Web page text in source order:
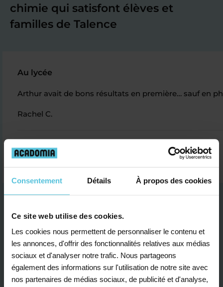
Consentement Détails À propos des cookies
Ce site web utilise des cookies.
Les cookies nous permettent de personnaliser le contenu et
les annonces, d'offrir des fonctionnalités relatives aux médias
sociaux et d'analyser notre trafic. Nous partageons
également des informations sur l'utilisation de notre site avec
nos partenaires de médias sociaux, de publicité et d'analyse,
chimie qui satisfont élèves et
familles de Talence
Au lycée
Arthur avait de bons résultats en première… sauf en
Rachel C.
Je contacte un conseiller